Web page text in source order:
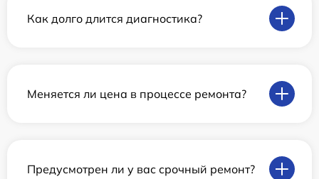
Как долго длится диагностика?
Меняется ли цена в процессе ремонта?
Предусмотрен ли у вас срочный ремонт?